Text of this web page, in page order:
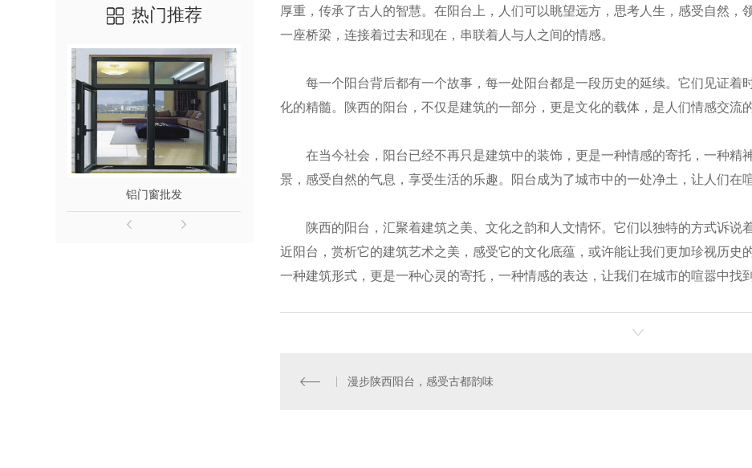
热门推荐
铝门窗批发
厚重，传承了古人的智慧。在阳台上，人们可以眺望远方，思考人生，感受自然，
一座桥梁，连接着过去和现在，串联着人与人之间的情感。
每一个阳台背后都有一个故事，每一处阳台都是一段历史的延续。它们见证着
化的精髓。陕西的阳台，不仅是建筑的一部分，更是文化的载体，是人们情感交流的
在当今社会，阳台已经不再只是建筑中的装饰，更是一种情感的寄托，一种精
景，感受自然的气息，享受生活的乐趣。阳台成为了城市中的一处净土，让人们在
陕西的阳台，汇聚着建筑之美、文化之韵和人文情怀。它们以独特的方式诉说
近阳台，赏析它的建筑艺术之美，感受它的文化底蕴，或许能让我们更加珍视历史
一种建筑形式，更是一种心灵的寄托，一种情感的表达，让我们在城市的喧嚣中找
漫步陕西阳台，感受古都韵味